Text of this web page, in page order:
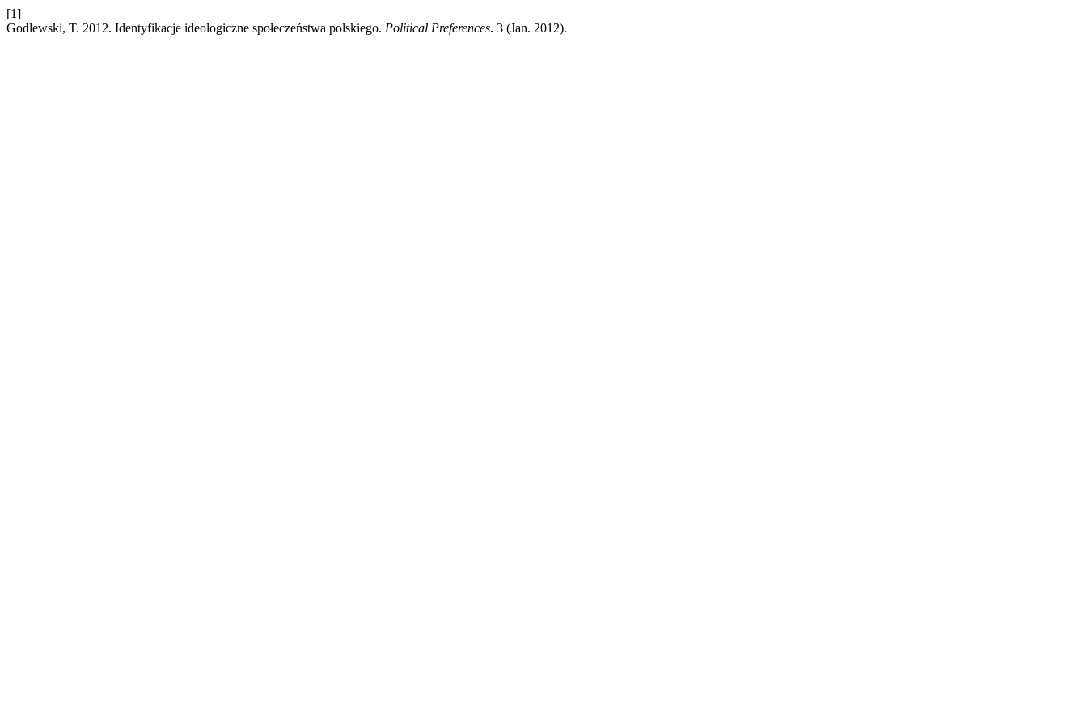
[1]
Godlewski, T. 2012. Identyfikacje ideologiczne społeczeństwa polskiego. Political Preferences. 3 (Jan. 2012).